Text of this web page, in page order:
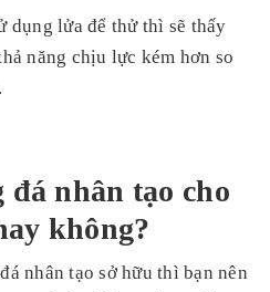
dụng lửa để thử thì sẽ thấy
năng chịu lực kém hơn so
đá nhân tạo cho
không?
nhân tạo sở hữu thì bạn nên